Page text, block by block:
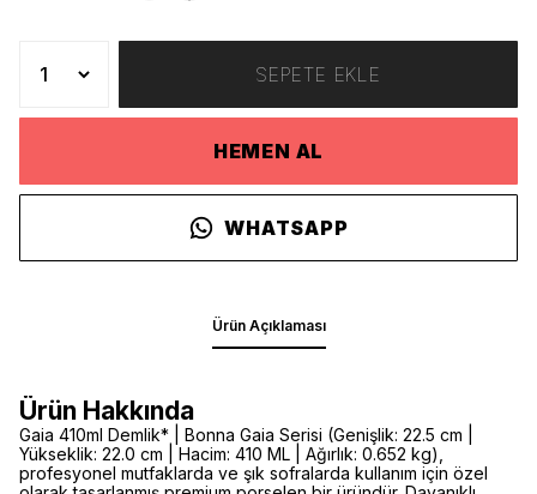
SEPETE EKLE
HEMEN AL
WHATSAPP
Ürün Açıklaması
Ürün Hakkında
Gaia 410ml Demlik* | Bonna Gaia Serisi (Genişlik: 22.5 cm |
Yükseklik: 22.0 cm | Hacim: 410 ML | Ağırlık: 0.652 kg),
profesyonel mutfaklarda ve şık sofralarda kullanım için özel